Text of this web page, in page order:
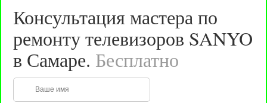
Консультация мастера по
ремонту телевизоров SANYO
в Самаре. Бесплатно